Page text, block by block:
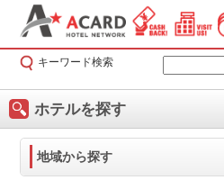
キーワード検索
ホテルを探す
地域から探す